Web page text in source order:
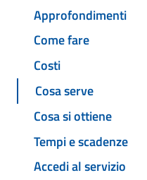
Approfondimenti
Come fare
Costi
Cosa serve
Cosa si ottiene
Tempi e scadenze
Accedi al servizio